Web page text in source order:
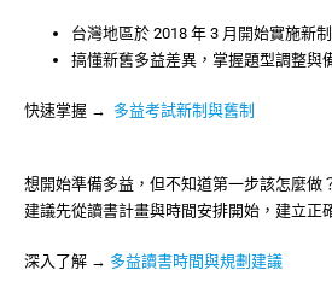
台灣地區於 2018 年 3 月開始實施新
搞懂新舊多益差異，掌握題型調整與
快速掌握 → 多益考試新制與舊制
想開始準備多益，但不知道第一步該怎麼做
建議先從讀書計畫與時間安排開始，建立正
深入了解 → 多益讀書時間與規劃建議